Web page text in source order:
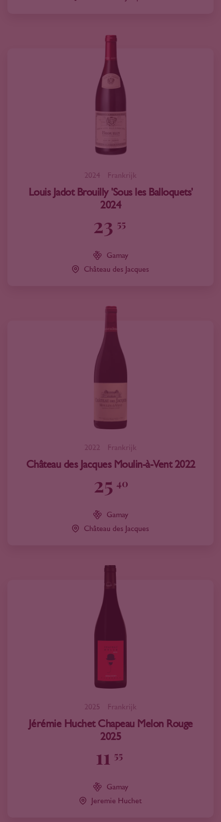
2024 Frankrijk
Louis Jadot Brouilly 'Sous les Balloquets'
2024
23 55
Gamay
Château des Jacques
2022 Frankrijk
Château des Jacques Moulin-à-Vent 2022
25 40
Gamay
Château des Jacques
2025 Frankrijk
Jérémie Huchet Chapeau Melon Rouge
2025
11 55
Gamay
Jeremie Huchet